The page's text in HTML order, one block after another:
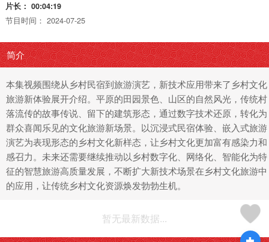
片长： 00:04:19
节目时间： 2024-07-25
简介
本集视频围绕从乡村民宿到旅游演艺，新技术应用带来了乡村文化
旅游新体验展开介绍。平原的田园景色、山区的自然风光，传统村
落流传的故事传说、留下的建筑形态，通过数字技术还原，转化为
群众喜闻乐见的文化旅游新场景。以沉浸式民宿体验、嵌入式旅游
演艺为表现形态的乡村文化新样态，让乡村文化更加富有感染力和
感召力。未来还需要继续推动以乡村数字化、网络化、智能化为特
征的智慧旅游高质量发展，不断扩大新技术场景在乡村文化旅游中
的应用，让传统乡村文化资源焕发勃勃生机。
暂无最新数据...